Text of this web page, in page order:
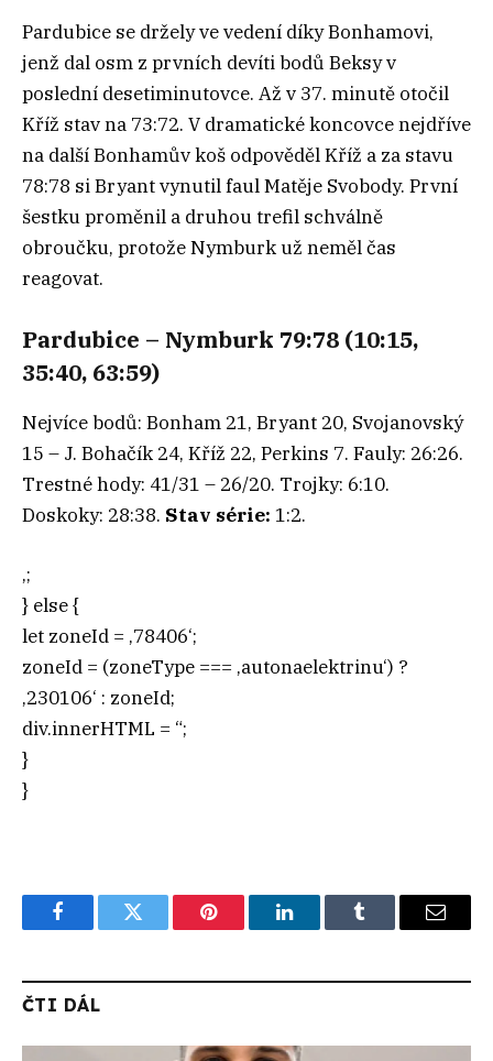
Pardubice se držely ve vedení díky Bonhamovi,
jenž dal osm z prvních devíti bodů Beksy v
poslední desetiminutovce. Až v 37. minutě otočil
Kříž stav na 73:72. V dramatické koncovce nejdříve
na další Bonhamův koš odpověděl Kříž a za stavu
78:78 si Bryant vynutil faul Matěje Svobody. První
šestku proměnil a druhou trefil schválně
obroučku, protože Nymburk už neměl čas
reagovat.
Pardubice – Nymburk 79:78 (10:15,
35:40, 63:59)
Nejvíce bodů: Bonham 21, Bryant 20, Svojanovský
15 – J. Bohačík 24, Kříž 22, Perkins 7. Fauly: 26:26.
Trestné hody: 41/31 – 26/20. Trojky: 6:10.
Doskoky: 28:38. Stav série: 1:2.
‚;
} else {
let zoneId = ‚78406‘;
zoneId = (zoneType === ‚autonaelektrinu‘) ?
‚230106‘ : zoneId;
div.innerHTML = “;
}
}
FacebookTwitter Pinterest LinkedInTumblr Email
ČTI DÁL